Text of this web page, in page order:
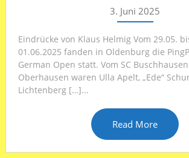
3. Juni 2025
Eindrücke von Klaus Helmig Vom 29.05.
01.06.2025 fanden in Oldenburg die
German Open statt. Vom SC
Oberhausen waren Ulla Apelt, „Ede“
Lichtenberg […]...
Read More